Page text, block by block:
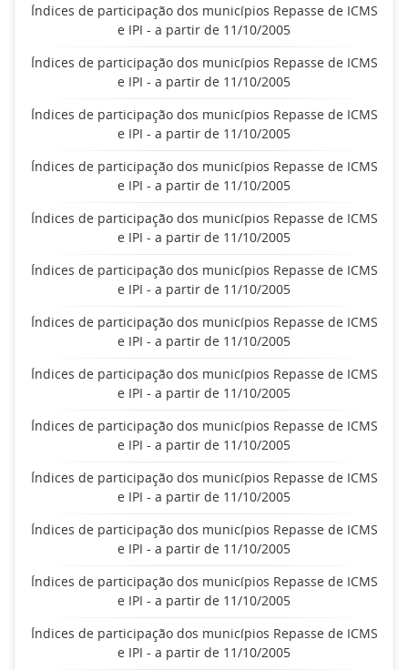
Índices de participação dos municípios Repasse de ICMS
e IPI - a partir de 11/10/2005
Índices de participação dos municípios Repasse de ICMS
e IPI - a partir de 11/10/2005
Índices de participação dos municípios Repasse de ICMS
e IPI - a partir de 11/10/2005
Índices de participação dos municípios Repasse de ICMS
e IPI - a partir de 11/10/2005
Índices de participação dos municípios Repasse de ICMS
e IPI - a partir de 11/10/2005
Índices de participação dos municípios Repasse de ICMS
e IPI - a partir de 11/10/2005
Índices de participação dos municípios Repasse de ICMS
e IPI - a partir de 11/10/2005
Índices de participação dos municípios Repasse de ICMS
e IPI - a partir de 11/10/2005
Índices de participação dos municípios Repasse de ICMS
e IPI - a partir de 11/10/2005
Índices de participação dos municípios Repasse de ICMS
e IPI - a partir de 11/10/2005
Índices de participação dos municípios Repasse de ICMS
e IPI - a partir de 11/10/2005
Índices de participação dos municípios Repasse de ICMS
e IPI - a partir de 11/10/2005
Índices de participação dos municípios Repasse de ICMS
e IPI - a partir de 11/10/2005